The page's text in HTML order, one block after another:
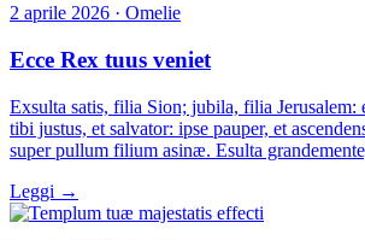
2 aprile 2026 · Omelie
Ecce Rex tuus veniet
Exsulta satis, filia Sion; jubila, filia Jerusalem:
tibi justus, et salvator: ipse pauper, et
super pullum filium asinæ. Esulta
Leggi →